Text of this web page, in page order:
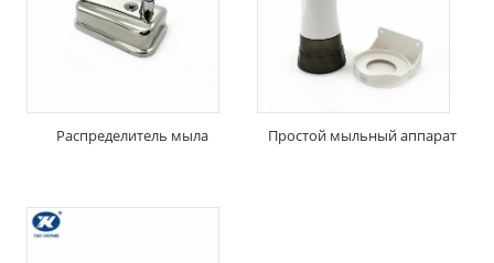
Распределитель мыла Простой мыльный аппарат